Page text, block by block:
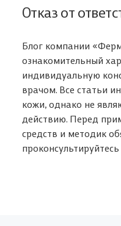
Отказ от
Блог компании
ознакомительный
индивидуальную
врачом. Все статьи
кожи, однако не
действию. Перед
средств и методик